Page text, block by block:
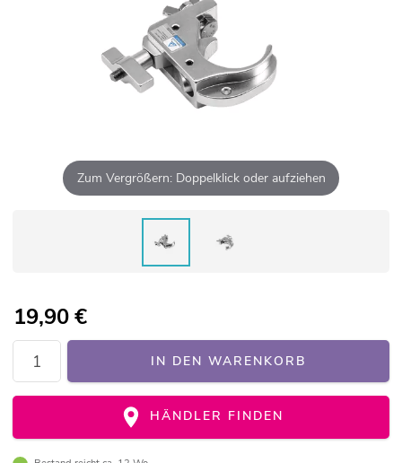
Zum Vergrößern: Doppelklick oder aufziehen
19,90€
IN DEN WARENKORB
HÄNDLER FINDEN